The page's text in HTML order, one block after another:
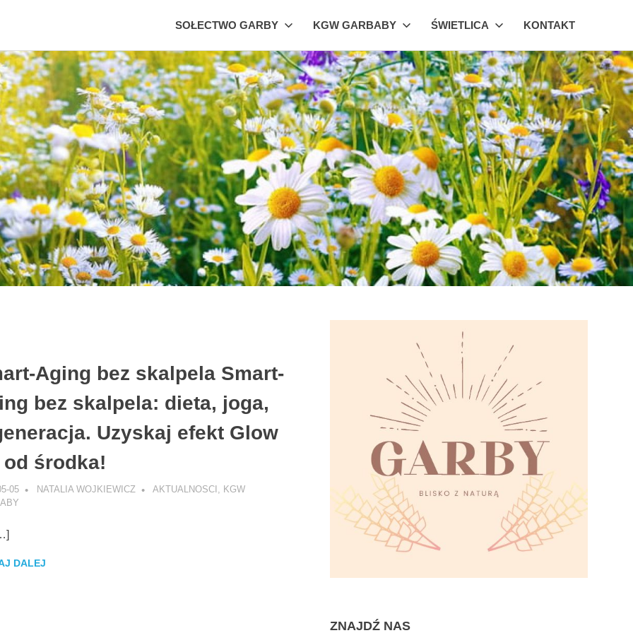
SOŁECTWO GARBY KGW GARBABY ŚWIETLICA KONTAKT
Aging bez skalpela Smart-
bez skalpela: dieta, joga,
Uzyskaj efekt Glow
od środka!
05 NATALIA WOJKIEWICZ AKTUALNOSCI
KGW
DALEJ
ZNAJDŹ NAS